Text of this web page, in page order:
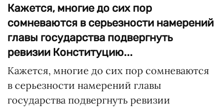
Кажется, многие до сих пор
сомневаются в серьезности намерений
главы государства подвергнуть
ревизии Конституцию...
Кажется, многие до сих пор сомневаются
в серьезности намерений главы
государства подвергнуть ревизии